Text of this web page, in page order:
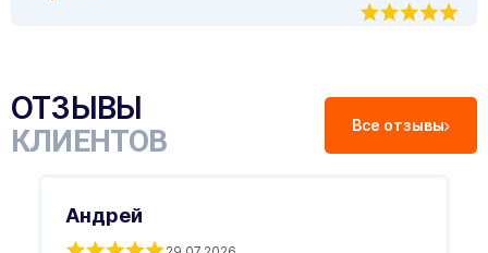
ОТЗЫВЫ
КЛИЕНТОВ Все отзывы
Андрей